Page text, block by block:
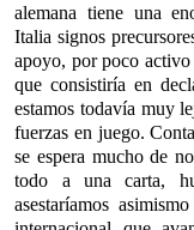
alemana tiene una
Italia signos
apoyo, por poco
que consistiría en
estamos todavía muy
fuerzas en juego.
se espera mucho de
todo a una carta,
asestaríamos